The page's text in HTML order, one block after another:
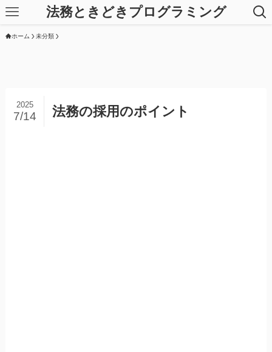
法務ときどきプログラミング
ホーム 未分類
法務の採用のポイント
2025
7/14